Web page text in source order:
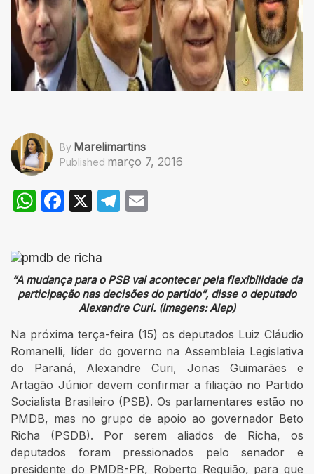
By Marelimartins
Published março 7, 2016
WhatsApp
Facebook
X Telegram
“A mudança para o PSB vai acontecer pela flexibilidade da
participação nas decisões do partido”, disse o deputado
Alexandre Curi. (Imagens: Alep)
Na próxima terça-feira (15) os deputados Luiz Cláudio
Romanelli, líder do governo na Assembleia Legislativa
do Paraná, Alexandre Curi, Jonas Guimarães e
Artagão Júnior devem confirmar a filiação no Partido
Socialista Brasileiro (PSB). Os parlamentares estão no
PMDB, mas no grupo de apoio ao governador Beto
Richa (PSDB). Por serem aliados de Richa, os
deputados foram pressionados pelo senador e
presidente do PMDB-PR, Roberto Requião, para que